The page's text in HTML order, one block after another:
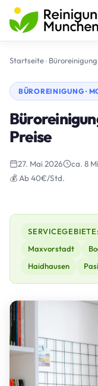
Startseite› Büroreinigung
BÜROREINIGUNG ·
Preise
27. Mai 2026 ca. 8
💰 Ab 40€/Std.
SERVICEGEBIETE:
Maxvorstadt
Haidhausen